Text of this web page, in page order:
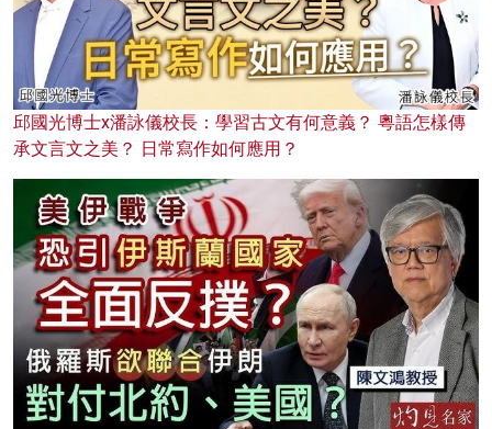
邱國光博士x潘詠儀校長：學習古文有何意義？ 粵語怎樣傳
承文言文之美？ 日常寫作如何應用？